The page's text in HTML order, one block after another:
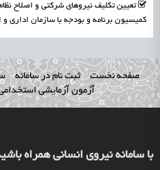
تعیین تکلیف نیروهای شرکتی و اصلاح
کمیسیون برنامه و بودجه با سازمان اداری
صفحه نخست ثبت نام در سامانه
آزمون آزمایشی
با سامانه نیروی انسانی همراه